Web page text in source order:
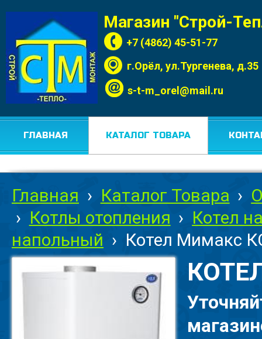
Магазин "Строй-
+7 (4862) 45-51-77
г.Орёл, ул.Тургенева, д.35
s-t-m_orel@mail.ru
ГЛАВНАЯ КАТАЛОГ ТОВАРА
Главная › Каталог Товара ›
› Котлы отопления › Котел
напольный › Котел Мимакс